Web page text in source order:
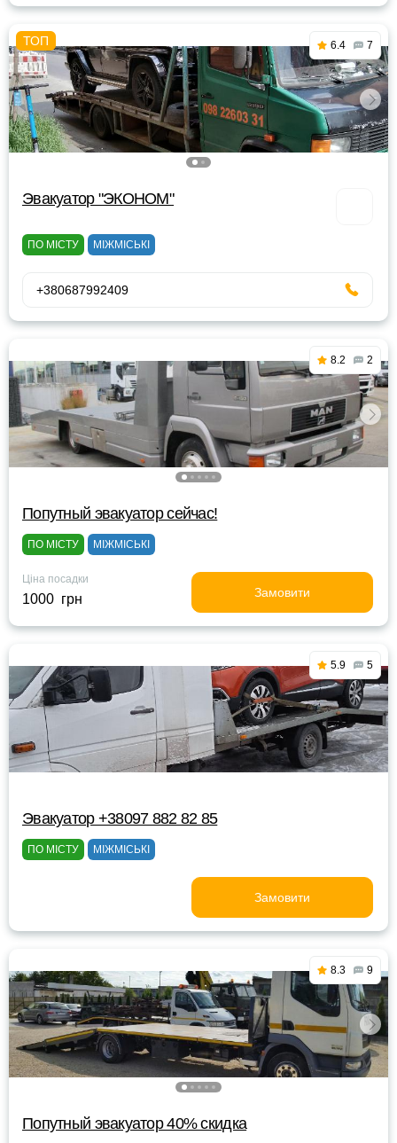
6.4 7
Эвакуатор "ЭКОНОМ"
ПО МІСТУ МІЖМІСЬКІ
+380687992409
8.2 2
Попутный эвакуатор сейчас!
ПО МІСТУ МІЖМІСЬКІ
Ціна посадки
1000 грн Замовити
5.9 5
Эвакуатор +38097 882 82 85
ПО МІСТУ МІЖМІСЬКІ
Замовити
8.3 9
Попутный эвакуатор 40% скидка